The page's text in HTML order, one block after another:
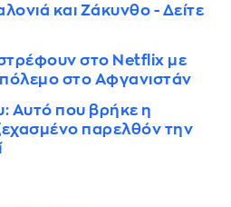
και Ζάκυνθο - Δείτε
στο Netflix με
πόλεμο στο Αφγανιστάν
Αυτό που βρήκε η
παρελθόν την